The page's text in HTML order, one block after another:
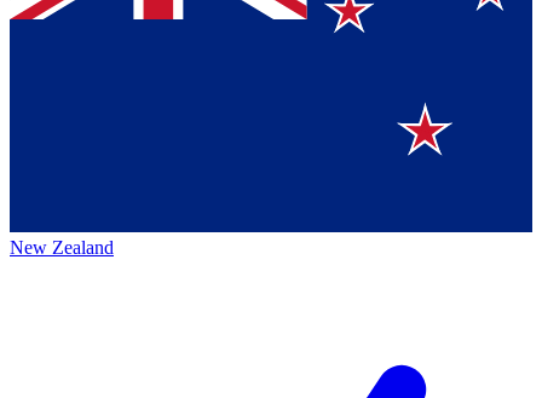
New Zealand